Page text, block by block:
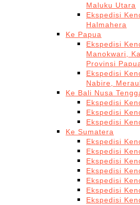
Maluku Utara
Ekspedisi
Halmahera
Ke Papua
Ekspedisi
Manokwari,
Provinsi
Ekspedisi
Nabire,
Ke Bali Nusa
Ekspedisi
Ekspedisi
Ekspedisi
Ke Sumatera
Ekspedisi
Ekspedisi
Ekspedisi
Ekspedisi
Ekspedisi
Ekspedisi
Ekspedisi